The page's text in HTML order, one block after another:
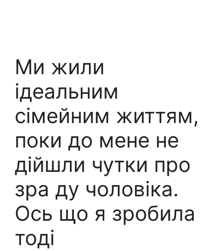
Ми жили
ідеальним
сімейним життям,
поки до мене не
дійшли чутки про
зра ду чоловіка.
Ось що я зробила
тоді